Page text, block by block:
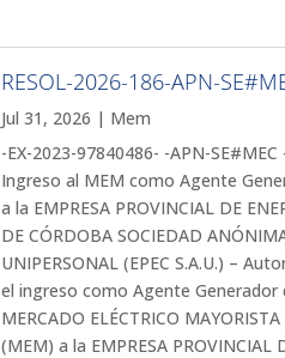
RESOL-2026-186-APN-
Jul 31, 2026 | Mem
-EX-2023-97840486- -APN-SE#MEC
Ingreso al MEM como Agente
a la EMPRESA PROVINCIAL DE
DE CÓRDOBA SOCIEDAD
UNIPERSONAL (EPEC S.A.U.) –
el ingreso como Agente Generador
MERCADO ELÉCTRICO MAYORISTA
(MEM) a la EMPRESA PROVINCIAL